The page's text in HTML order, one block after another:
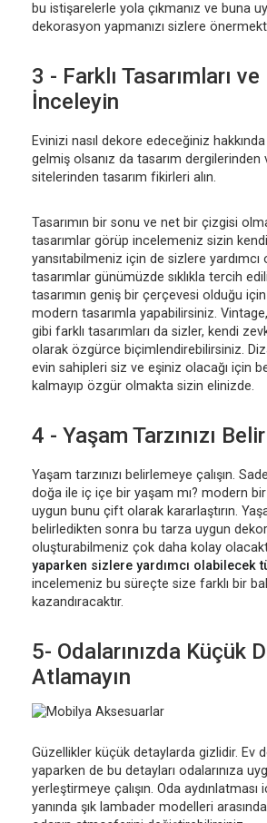
bu istişarelerle yola çıkmanız ve buna
dekorasyon yapmanızı sizlere
3 - Farklı Tasarımları
İnceleyin
Evinizi nasıl dekore edeceğiniz
gelmiş olsanız da tasarım dergilerinden
sitelerinden tasarım fikirleri alın.
Tasarımın bir sonu ve net bir çizgisi
tasarımlar görüp incelemeniz sizin
yansıtabilmeniz için de sizlere yardımcı
tasarımlar günümüzde sıklıkla tercih
tasarımın geniş bir çerçevesi olduğu
modern tasarımla yapabilirsiniz.
gibi farklı tasarımları da sizler, kendi
olarak özgürce biçimlendirebilirsiniz.
evin sahipleri siz ve eşiniz olacağı için
kalmayıp özgür olmakta sizin elinizde.
4 - Yaşam Tarzınızı
Yaşam tarzınızı belirlemeye çalışın.
doğa ile iç içe bir yaşam mı? modern
uygun bunu çift olarak kararlaştırın.
belirledikten sonra bu tarza uygun
oluşturabilmeniz çok daha kolay
yaparken sizlere yardımcı olabilecek
incelemeniz bu süreçte size farklı bir
kazandıracaktır.
5- Odalarınızda Küçük
Atlamayın
Güzellikler küçük detaylarda gizlidir. Ev
yaparken de bu detayları odalarınıza
yerleştirmeye çalışın. Oda aydınlatması
yanında şık lambader modelleri